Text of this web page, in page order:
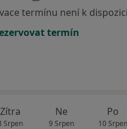
termínu není k dispozici
termín
Zítra
Srpen
Ne
9 Srpen
Po
10 Srpen